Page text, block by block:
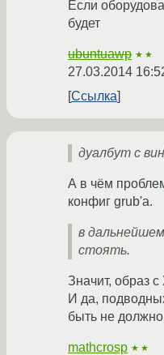
Если
будет
ubuntuawp ★★
27.03.2014
Ссылка
дуалбут с
А в чём
конфиг grub'а.
в
стоять.
Значит, образ
И да,
быть не
mathcrosp ★★